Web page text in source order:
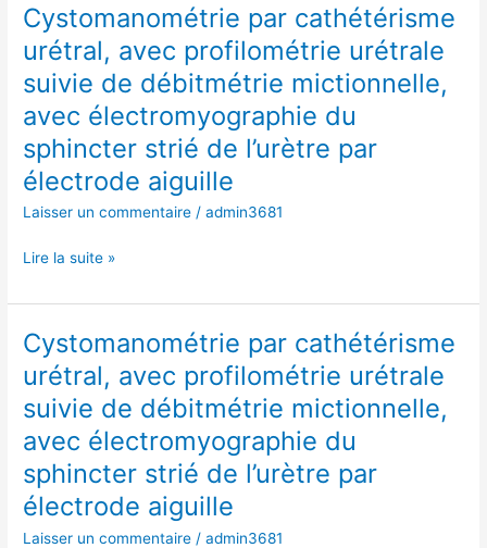
sphincter
strié
l’urètre
par
électrode
aiguille
Cystomanométrie par cathétérisme
urétral, avec profilométrie urétrale
suivie de débitmétrie mictionnelle,
avec électromyographie du
sphincter strié de l’urètre par
électrode aiguille
Laisser un commentaire /admin3681
Cystomanométrie
par
cathétérisme
urétral,
avec
urétrale
suivie
de
mictionnelle,
électromyographie
sphincter
strié
l’urètre
par
électrode
aiguille
Lire la suite »
Cystomanométrie par cathétérisme
urétral, avec profilométrie urétrale
suivie de débitmétrie mictionnelle,
avec électromyographie du
sphincter strié de l’urètre par
électrode aiguille
Laisser un commentaire /admin3681
Cystomanométrie
par
cathétérisme
urétral,
avec
urétrale
suivie
de